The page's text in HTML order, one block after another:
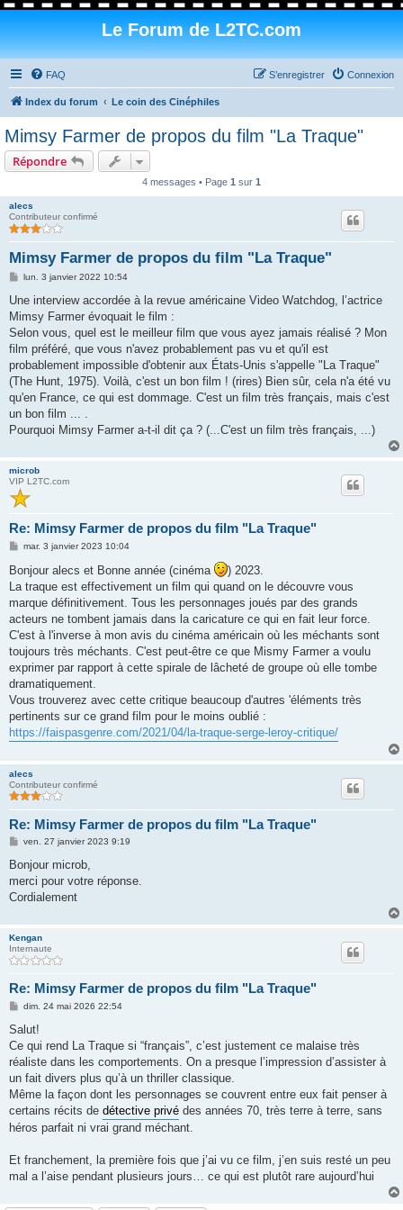
Le Forum de L2TC.com
FAQ Connexion
S’enregistrer
Index du forum Le coin des Cinéphiles
Mimsy Farmer de propos du film "La Traque"
Répondre
4 messages • Page 1 sur 1
alecs
Contributeur confirmé
Mimsy Farmer de propos du film "La Traque"
M
s
a
g
lun. 3 janvier 2022 10:54
Une interview accordée à la revue américaine Video Watchdog, l’actrice
Mimsy Farmer évoquait le film :
Selon vous, quel est le meilleur film que vous ayez jamais réalisé ? Mon
film préféré, que vous n'avez probablement pas vu et qu'il est
probablement impossible d'obtenir aux États-Unis s'appelle "La Traque"
(The Hunt, 1975). Voilà, c'est un bon film ! (rires) Bien sûr, cela n'a été vu
qu'en France, ce qui est dommage. C'est un film très français, mais c'est
un bon film ... .
Pourquoi Mimsy Farmer a-t-il dit ça ? (...C'est un film très français, ...)
microb
VIP L2TC.com
Re: Mimsy Farmer de propos du film "La Traque"
M
s
s
a
g
e
mar. 3 janvier 2023 10:04
Bonjour alecs et Bonne année (cinéma
) 2023.
La traque est effectivement un film qui quand on le découvre vous
marque définitivement. Tous les personnages joués par des grands
acteurs ne tombent jamais dans la caricature ce qui en fait leur force.
C'est à l'inverse à mon avis du cinéma américain où les méchants sont
toujours très méchants. C'est peut-être ce que Mismy Farmer a voulu
exprimer par rapport à cette spirale de lâcheté de groupe où elle tombe
dramatiquement.
Vous trouverez avec cette critique beaucoup d'autres 'éléments très
pertinents sur ce grand film pour le moins oublié :
https://faispasgenre.com/2021/04/la-traque-serge-leroy-critique/
alecs
Contributeur confirmé
Re: Mimsy Farmer de propos du film "La Traque"
M
s
a
g
ven. 27 janvier 2023 9:19
Bonjour microb,
merci pour votre réponse.
Сordialement
Kengan
Internaute
Re: Mimsy Farmer de propos du film "La Traque"
M
s
a
g
dim. 24 mai 2026 22:54
Salut!
Ce qui rend La Traque si “français”, c’est justement ce malaise très
réaliste dans les comportements. On a presque l’impression d’assister à
un fait divers plus qu’à un thriller classique.
Même la façon dont les personnages se couvrent entre eux fait penser à
certains récits de détective privé des années 70, très terre à terre, sans
héros parfait ni vrai grand méchant.
Et franchement, la première fois que j’ai vu ce film, j’en suis resté un peu
mal a l’aise pendant plusieurs jours… ce qui est plutôt rare aujourd’hui